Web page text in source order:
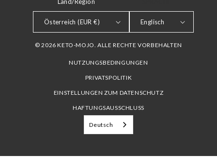
Österreich (EUR €) Englisch
© 2026 KETO-MOJO. ALLE RECHTE VORBEHALTEN
NUTZUNGSBEDINGUNGEN
PRIVATSPOLITIK
EINSTELLUNGEN ZUM DATENSCHUTZ
HAFTUNGSAUSSCHLUSS
Deutsch